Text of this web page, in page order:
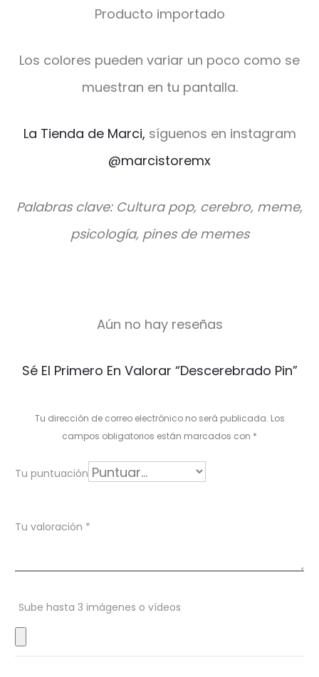
Producto importado
Los colores pueden variar un poco como se
muestran en tu pantalla.
La Tienda de Marci, síguenos en instagram
@marcistoremx
Palabras clave: Cultura pop, cerebro, meme,
psicología, pines de memes
V
a
r
i
o
e
s
Aún no hay reseñas
Sé El Primero En Valorar “Descerebrado Pin”
Tu dirección de correo electrónico no será publicada. Los
campos obligatorios están marcados con *
Tu puntuación
Tu valoración *
Sube hasta 3 imágenes o vídeos